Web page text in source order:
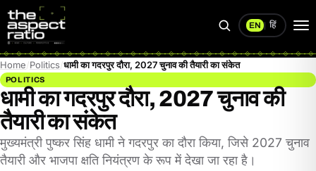
Search
EN हिं
Home Politics धामी का गदरपुर दौरा, 2027 चुनाव की तैयारी का संकेत
POLITICS
धामी का गदरपुर दौरा, 2027 चुनाव की
तैयारी का संकेत
मुख्यमंत्री पुष्कर सिंह धामी ने गदरपुर का दौरा किया, जिसे 2027 चुनाव
तैयारी और भाजपा क्षति नियंत्रण के रूप में देखा जा रहा है।